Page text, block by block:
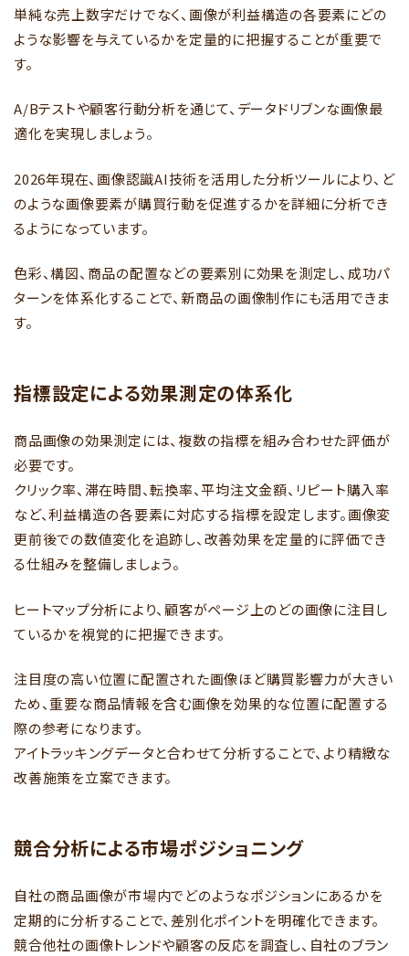
単純な売上数字だけでなく、画像が利益構造の各要素にどの
ような影響を与えているかを定量的に把握することが重要で
す。
A/Bテストや顧客行動分析を通じて、データドリブンな画像最
適化を実現しましょう。
2026年現在、画像認識AI技術を活用した分析ツールにより、ど
のような画像要素が購買行動を促進するかを詳細に分析でき
るようになっています。
色彩、構図、商品の配置などの要素別に効果を測定し、成功パ
ターンを体系化することで、新商品の画像制作にも活用できま
す。
指標設定による効果測定の体系化
商品画像の効果測定には、複数の指標を組み合わせた評価が
必要です。
クリック率、滞在時間、転換率、平均注文金額、リピート購入率
など、利益構造の各要素に対応する指標を設定します。画像変
更前後での数値変化を追跡し、改善効果を定量的に評価でき
る仕組みを整備しましょう。
ヒートマップ分析により、顧客がページ上のどの画像に注目し
ているかを視覚的に把握できます。
注目度の高い位置に配置された画像ほど購買影響力が大きい
ため、重要な商品情報を含む画像を効果的な位置に配置する
際の参考になります。
アイトラッキングデータと合わせて分析することで、より精緻な
改善施策を立案できます。
競合分析による市場ポジショニング
自社の商品画像が市場内でどのようなポジションにあるかを
定期的に分析することで、差別化ポイントを明確化できます。
競合他社の画像トレンドや顧客の反応を調査し、自社のブラン